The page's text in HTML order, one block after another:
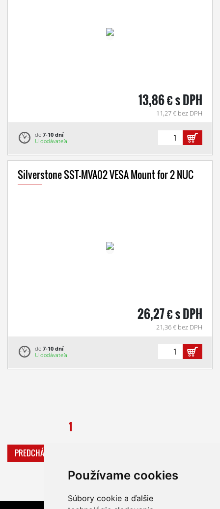
Používame cookies
Súbory cookie a ďalšie
13,86 € s DPH
11,27 € bez DPH
do 7-10 dní
U dodávateľa
Silverstone SST-MVA02 VESA Mount for 2 NUC
26,27 € s DPH
21,36 € bez DPH
do 7-10 dní
U dodávateľa
PREDCHÁDZAJÚCA
1